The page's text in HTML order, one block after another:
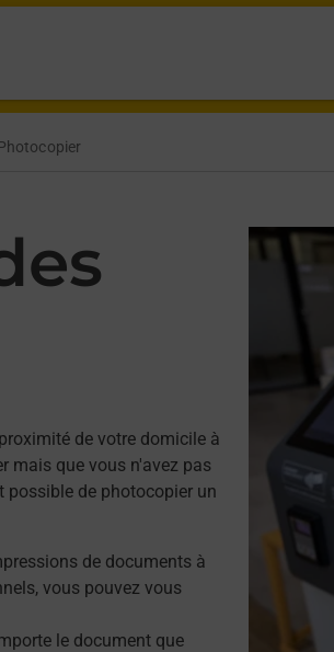
de votre domicile à
mais que vous n'avez pas
possible de photocopier un
de documents à
vous pouvez vous
le document que